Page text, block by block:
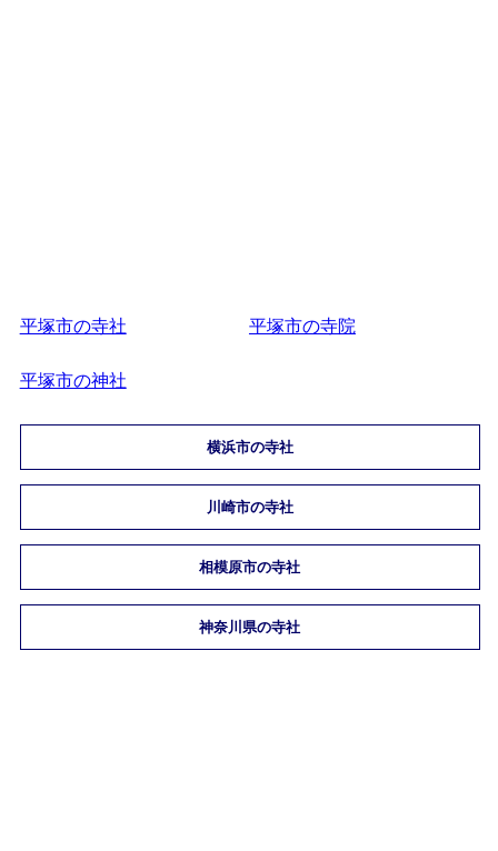
平塚市の寺社 平塚市の寺院
平塚市の神社
横浜市の寺社
川崎市の寺社
相模原市の寺社
神奈川県の寺社